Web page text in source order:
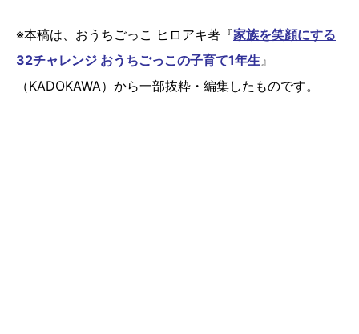
※本稿は、おうちごっこ ヒロアキ著『家族を笑顔にする
32チャレンジ おうちごっこの子育て1年生 』
（KADOKAWA）から一部抜粋・編集したものです。